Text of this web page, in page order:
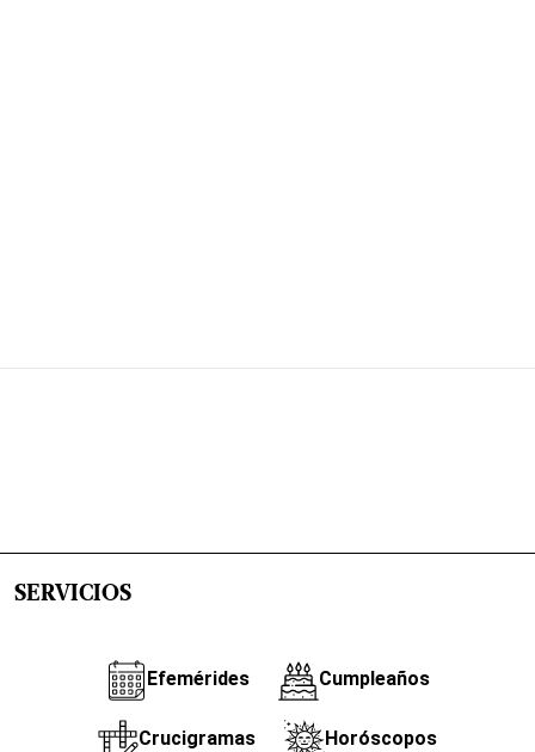
SERVICIOS
Efemérides Cumpleaños
Crucigramas Horóscopos